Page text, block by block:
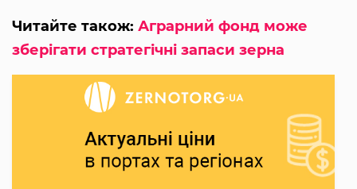
Читайте також: Аграрний фонд може
зберігати стратегічні запаси зерна